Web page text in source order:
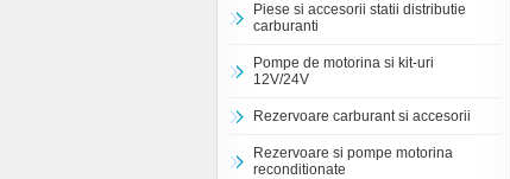
Piese si accesorii statii distributie
carburanti
Pompe de motorina si kit-uri
12V/24V
Rezervoare carburant si accesorii
Rezervoare si pompe motorina
reconditionate